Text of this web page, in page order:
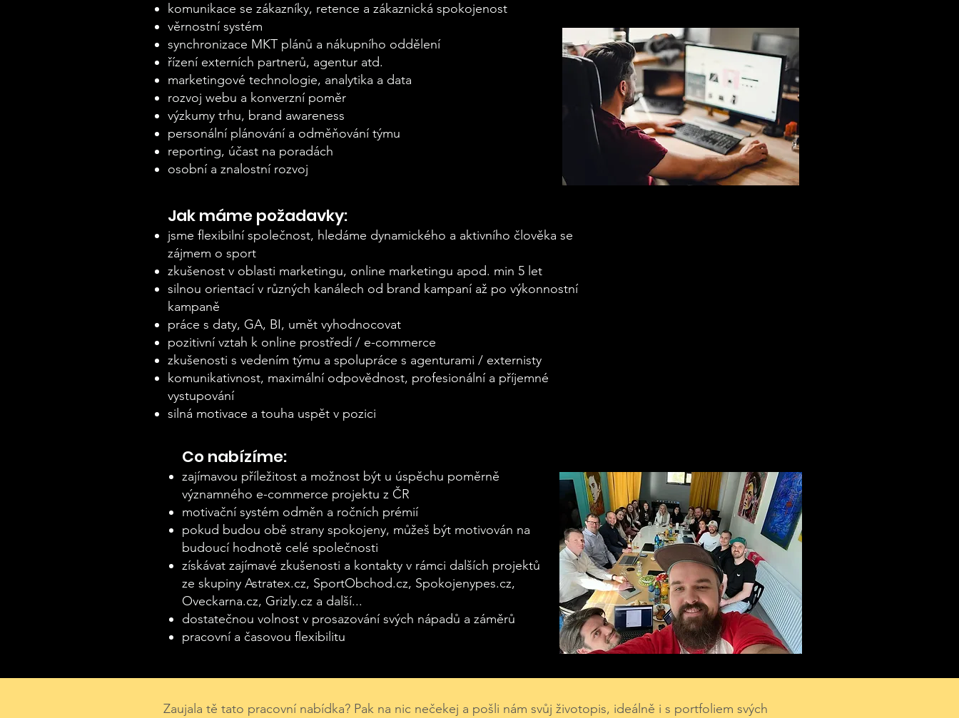
komunikace se zákazníky, retence a zákaznická spokojenost
věrnostní systém
synchronizace MKT plánů a nákupního oddělení
řízení externích partnerů, agentur atd.
marketingové technologie, analytika a data
rozvoj webu a konverzní poměr
výzkumy trhu, brand awareness
personální plánování a odměňování týmu
reporting, účast na poradách
osobní a znalostní rozvoj
Jak máme požadavky:
jsme flexibilní společnost, hledáme dynamického a aktivního člověka se
zájmem o sport
zkušenost v oblasti marketingu, online marketingu apod. min 5 let
silnou orientací v různých kanálech od brand kampaní až po výkonnostní
kampaně
práce s daty, GA, BI, umět vyhodnocovat
pozitivní vztah k online prostředí / e-commerce
zkušenosti s vedením týmu a spolupráce s agenturami / externisty
komunikativnost, maximální odpovědnost, profesionální a příjemné
vystupování
silná motivace a touha uspět v pozici
Co nabízíme:
zajímavou příležitost a možnost být u úspěchu poměrně
významného e-commerce projektu z ČR
motivační systém odměn a ročních prémií
pokud budou obě strany spokojeny, můžeš být motivován na
budoucí hodnotě celé společnosti
získávat zajímavé zkušenosti a kontakty v rámci dalších projektů
ze skupiny Astratex.cz, SportObchod.cz, Spokojenypes.cz,
Oveckarna.cz, Grizly.cz a další...
dostatečnou volnost v prosazování svých nápadů a záměrů
pracovní a časovou flexibilitu
Zaujala tě tato pracovní nabídka? Pak na nic nečekej a pošli nám svůj životopis, ideálně i s portfoliem svých